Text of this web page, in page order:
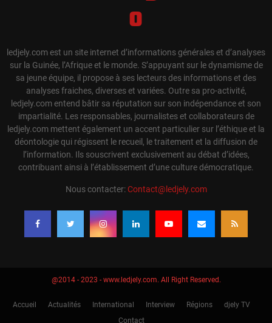
ledjely.com est un site internet d’informations générales et d’analyses
sur la Guinée, l’Afrique et le monde. S’appuyant sur le dynamisme de
sa jeune équipe, il propose à ses lecteurs des informations et des
analyses fraiches, diverses et variées. Outre sa pro-activité,
ledjely.com entend bâtir sa réputation sur son indépendance et son
impartialité. Les responsables, journalistes et collaborateurs de
ledjely.com mettent également un accent particulier sur l’éthique et la
déontologie qui régissent le recueil, le traitement et la diffusion de
l’information. Ils souscrivent exclusivement au débat d’idées,
contribuant ainsi à l’établissement d’une culture démocratique.
Nous contacter:Contact@ledjely.com
@2014 - 2023 - www.ledjely.com. All Right Reserved.
Accueil Actualités International Interview Régions
djely TV
Contact